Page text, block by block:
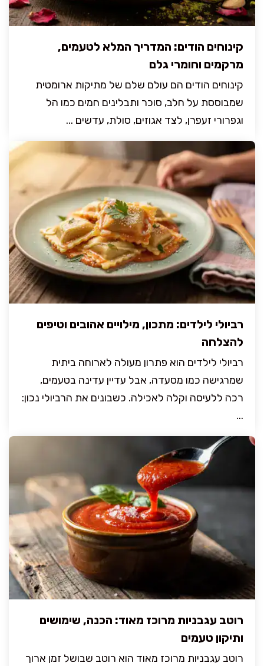
קינוחים הודים: המדריך המלא לטעמים,
מרקמים וחומרי גלם
קינוחים הודים הם עולם שלם של מתיקות ארומטית
שמבוססת על חלב, סוכר ותבלינים חמים כמו הל
וגפרורי זעפרן, לצד אגוזים, סולת, עדשים ...
רביולי לילדים: מתכון, מילויים אהובים וטיפים
להצלחה
רביולי לילדים הוא פתרון מעולה לארוחה ביתית
שמרגישה כמו מסעדה, אבל עדיין עדינה בטעמים,
רכה ללעיסה וקלה לאכילה. כשבונים את הרביולי נכון:
...
רוטב עגבניות מרוכז מאוד: הכנה, שימושים
ותיקון טעמים
רוטב עגבניות מרוכז מאוד הוא רוטב שבושל זמן ארוך